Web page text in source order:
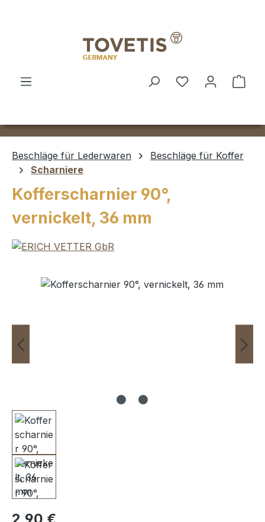
Beschläge für Lederwaren
Beschläge für Koffer
Scharniere
Kofferscharnier 90°,
vernickelt, 36 mm
Bildergalerie überspringen
Regulärer Preis: